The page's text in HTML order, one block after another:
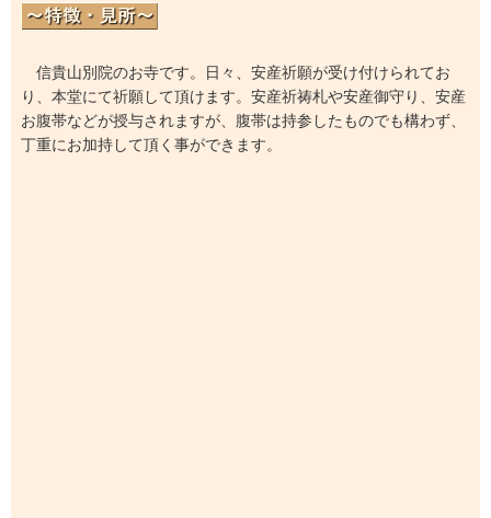
信貴山別院のお寺です。日々、安産祈願が受け付けられてお
り、本堂にて祈願して頂けます。安産祈祷札や安産御守り、安産
お腹帯などが授与されますが、腹帯は持参したものでも構わず、
丁重にお加持して頂く事ができます。